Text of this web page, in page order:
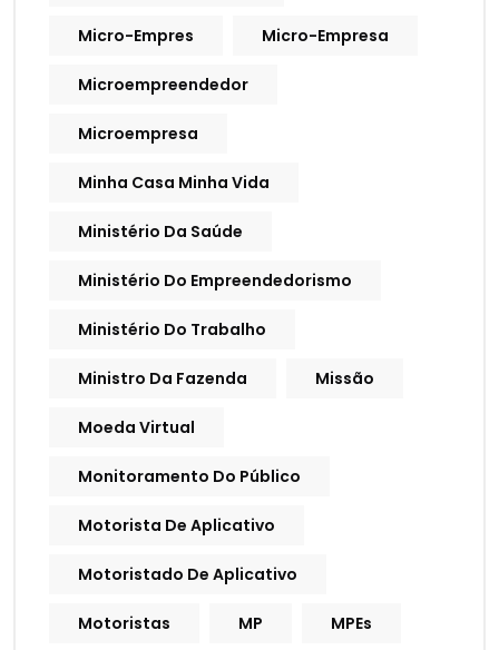
Micro-Empres Micro-Empresa
Microempreendedor
Microempresa
Minha Casa Minha Vida
Ministério Da Saúde
Ministério Do Empreendedorismo
Ministério Do Trabalho
Ministro Da Fazenda Missão
Moeda Virtual
Monitoramento Do Público
Motorista De Aplicativo
Motoristado De Aplicativo
Motoristas MP MPEs